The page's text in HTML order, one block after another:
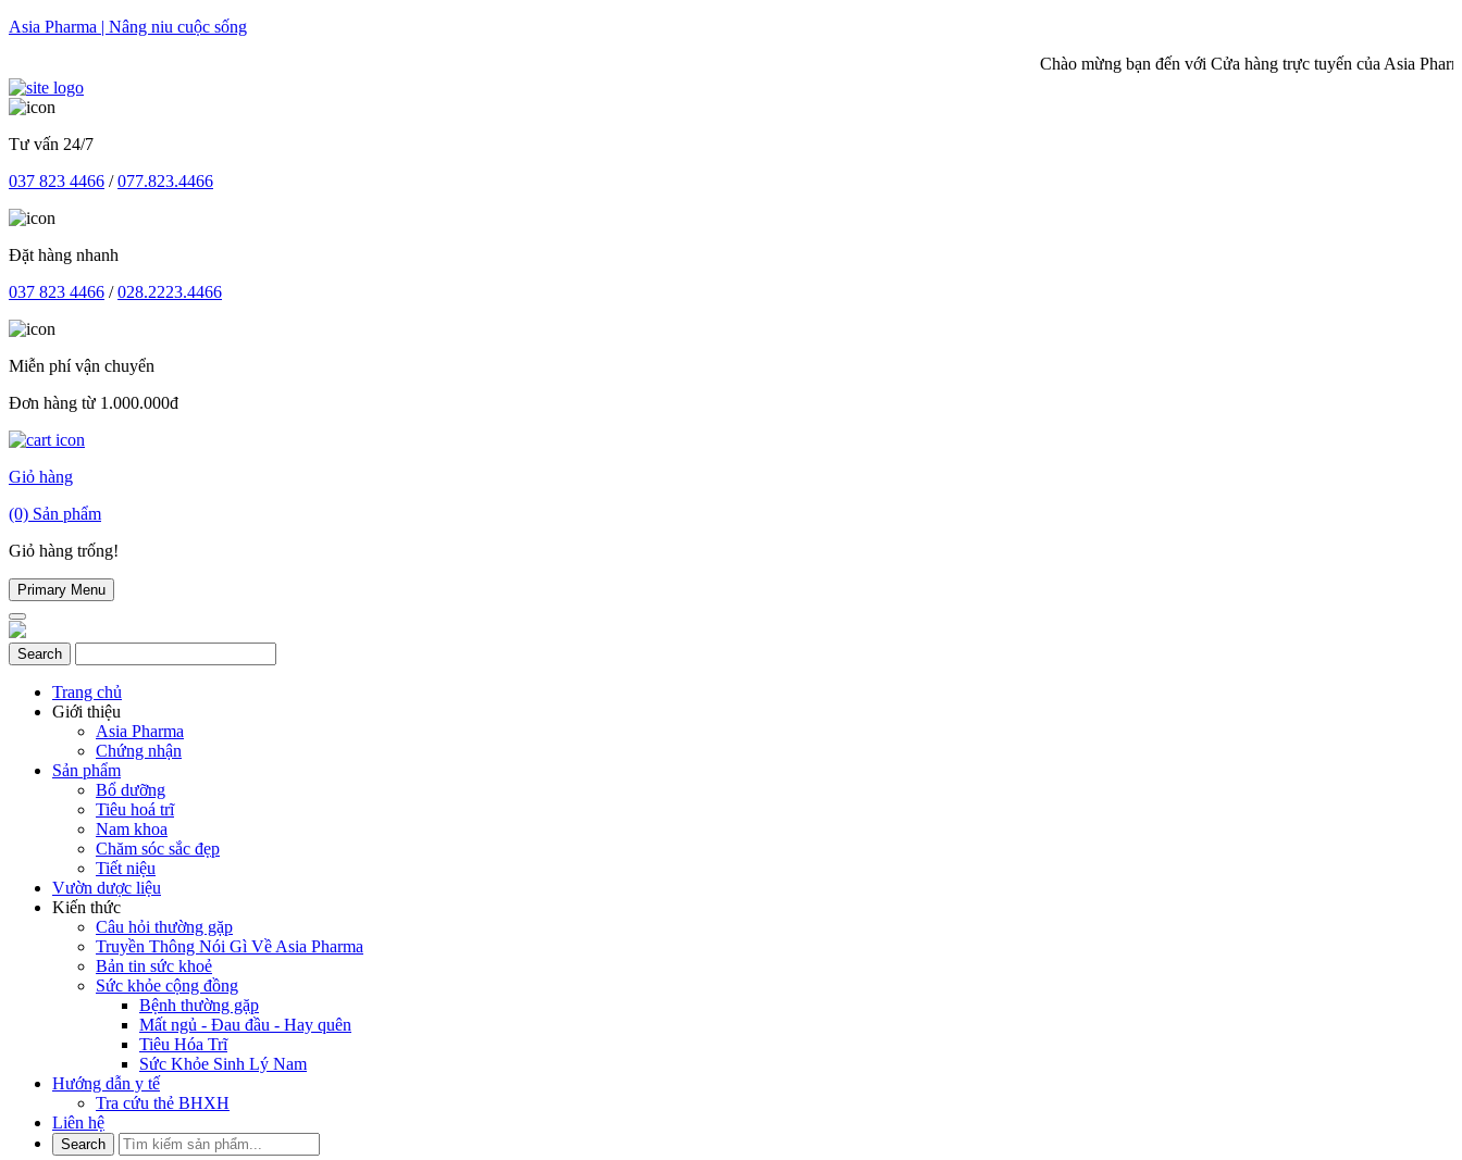
Skip
Asia Pharma | Nâng niu cuộc sống
Chào mừng bạn đến với Cửa hàng trực tuyến của Asia Pharma
Tư vấn 24/7
037 823 4466 /077.823.4466
Đặt hàng nhanh
037 823 4466 /028.2223.4466
Miễn phí vận chuyển
Đơn hàng từ 1.000.000đ
Giỏ hàng
(0) Sản phẩm
Giỏ hàng trống!
Primary Menu
Trang chủ
Giới thiệu
Asia Pharma
Chứng nhận
Sản phẩm
Bổ dưỡng
Tiêu hoá trĩ
Nam khoa
Chăm sóc sắc đẹp
Tiết niệu
Vườn dược liệu
Kiến thức
Câu hỏi thường gặp
Truyền Thông Nói Gì Về Asia Pharma
Bản tin sức khoẻ
Sức khỏe cộng đồng
Bệnh thường gặp
Mất ngủ - Đau đầu - Hay quên
Tiêu Hóa Trĩ
Sức Khỏe Sinh Lý Nam
Hướng dẫn y tế
Tra cứu thẻ BHXH
Liên hệ